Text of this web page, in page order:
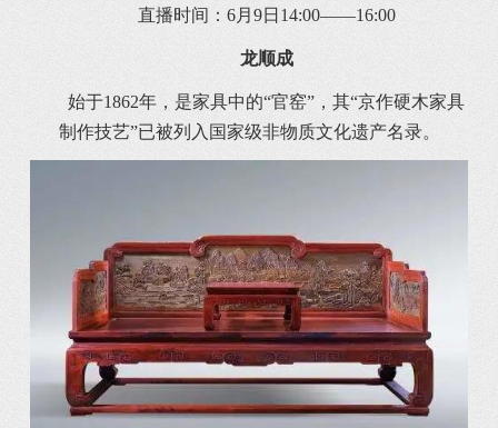
直播时间：6月9日14:00——16:00
龙顺成
始于1862年，是家具中的“官窑”，其“京作硬木家具
制作技艺”已被列入国家级非物质文化遗产名录。